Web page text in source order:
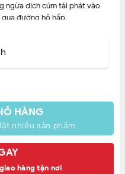
ngừa dịch cúm tái phát vào
đường hô hấp.
phòng dịch cúm hiệu quả.
HÀNG
nhiều sản phẩm
hàng tận nơi